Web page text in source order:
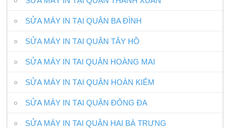
SỬA MÁY IN TẠI QUẬN BA ĐÌNH
SỬA MÁY IN TẠI QUẬN TÂY HỒ
SỬA MÁY IN TAI QUẬN HOÀNG MAI
SỬA MÁY IN TẠI QUẬN HOÀN KIẾM
SỬA MÁY IN TẠI QUẬN ĐỐNG ĐA
SỬA MÁY IN TAI QUẬN HAI BÀ TRƯNG